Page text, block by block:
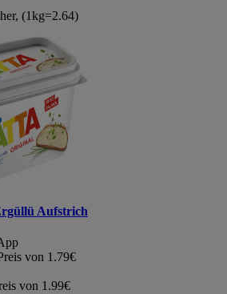
(1kg=2.64)
Aufstrich
von 1.79€
von 1.99€